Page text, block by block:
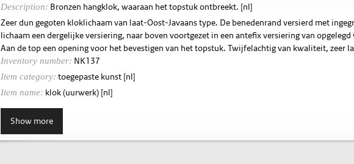
Description: Bronzen hangklok, waaraan het topstuk ontbreekt. [nl]
Zeer dun gegoten kloklichaam van laat-Oost-Javaans type. De benedenrand versierd met
lichaam een dergelijke versiering, naar boven voortgezet in een antefix versiering van
Aan de top een opening voor het bevestigen van het topstuk. Twijfelachtig van kwaliteit, zeer
Inventory number: NK137
Item category: toegepaste kunst [nl]
Item name: klok (uurwerk) [nl]
Show more